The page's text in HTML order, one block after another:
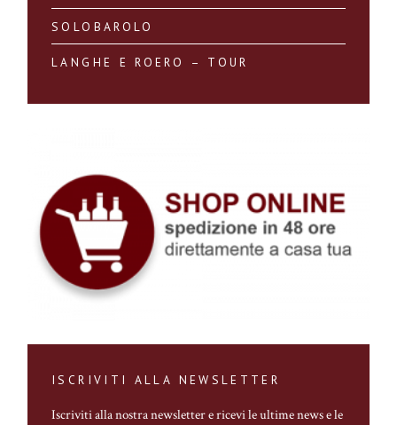
SOLOBAROLO
LANGHE E ROERO – TOUR
ISCRIVITI ALLA NEWSLETTER
Iscriviti alla nostra newslettere ricevi le ultime news e le